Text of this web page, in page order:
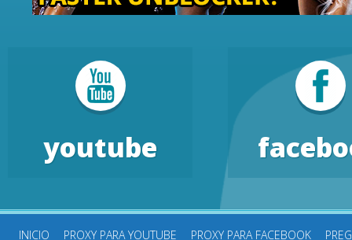
youtube
INICIO PROXY PARA YOUTUBE PROXY PARA FACEBOOK